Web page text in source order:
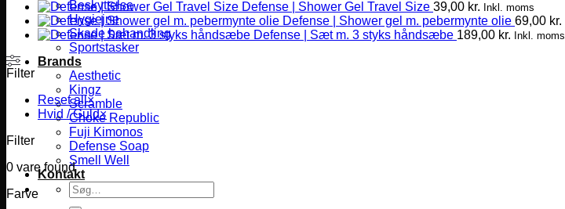
Beskyttelse
Hygiejne
Skade behandling
Sportstasker
Brands
Aesthetic
Kingz
Scramble
Choke Republic
Fuji Kimonos
Defense Soap
Smell Well
Kontakt
Søg
efter:
Defense | Shower Gel Travel Size 39,00 kr. Inkl. moms
Defense | Shower gel m. pebermynte olie 69,00 kr.
Defense | Sæt m. 3 styks håndsæbe 189,00 kr. Inkl. moms
Filter
Reset all×
Hvid / Guld×
Filter
0 vare found
Farve